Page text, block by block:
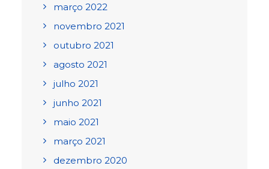
março 2022
novembro 2021
outubro 2021
agosto 2021
julho 2021
junho 2021
maio 2021
março 2021
dezembro 2020